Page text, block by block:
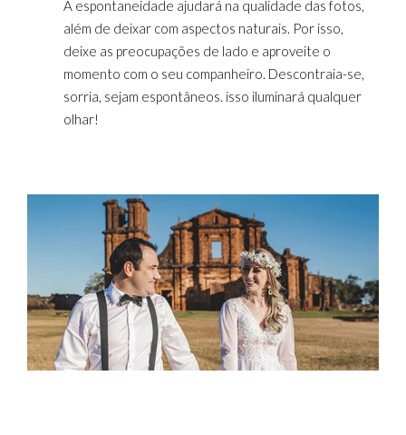
A espontaneidade ajudará na qualidade das fotos,
além de deixar com aspectos naturais. Por isso,
deixe as preocupações de lado e aproveite o
momento com o seu companheiro. Descontraia-se,
sorria, sejam espontâneos. isso iluminará qualquer
olhar!